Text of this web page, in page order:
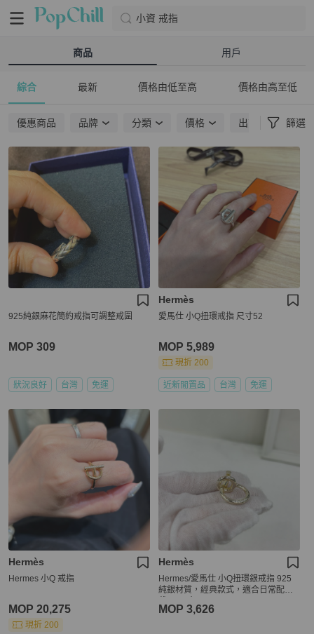
小資 戒指
商品 用戶
綜合 最新 價格由低至高 價格由高至低
優惠商品 品牌 分類 價格 出貨地點 篩選
925純銀麻花簡約戒指可調整戒圍
MOP 309
狀況良好 台灣 免運
Hermès
愛馬仕 小Q扭環戒指 尺寸52
MOP 5,989
現折 200
近新閒置品 台灣 免運
Hermès
Hermes 小Q 戒指
MOP 20,275
現折 200
Hermès
Hermes/愛馬仕 小Q扭環銀戒指 925
純銀材質，經典款式，適合日常配
MOP 3,626